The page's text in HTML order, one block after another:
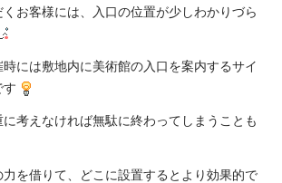
お客様には、入口の位置が少しわかりづら
には敷地内に美術館の入口を案内するサイ
す
考えなければ無駄に終わってしまうことも
を借りて、どこに設置するとより効果的で